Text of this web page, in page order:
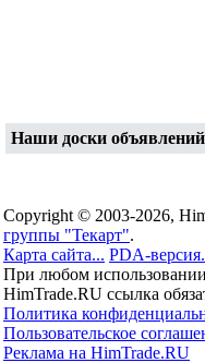
Наши доски объявлений
Copyright © 2003-2026,
группы "Текарт".
Карта сайта... PDA-
При любом
HimTrade.RU ссылка
Политика
Пользовательское
Реклама на HimTrade.RU